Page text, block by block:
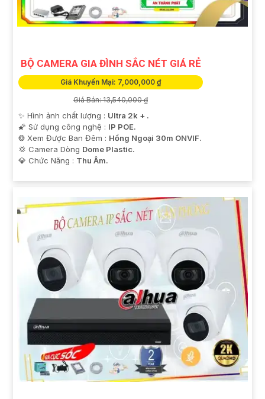
BỘ CAMERA GIA ĐÌNH SẮC NÉT GIÁ RẺ
Giá Khuyến Mại: 7,000,000 ₫
Giá Bán: 13,540,000 ₫
✨ Hình ảnh chất lượng : Ultra 2k + .
🌠 Sử dụng công nghệ : IP POE.
❂ Xem Được Ban Đêm : Hồng Ngoại 30m ONVIF.
💢 Camera Dòng Dome Plastic.
️💎 Chức Năng : Thu Âm.